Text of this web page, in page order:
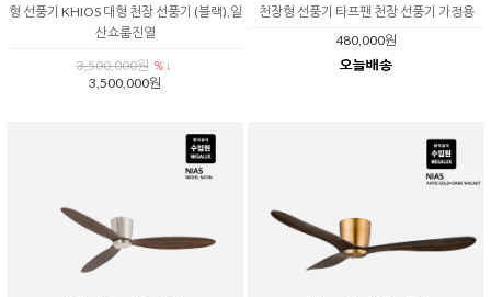
형 선풍기 KHIOS 대형 천장 선풍기 (블랙),일
산쇼룸진열
3,500,000원 % ↓
3,500,000원
천장형 선풍기 타프팬 천장 선풍기 가정용
480,000원